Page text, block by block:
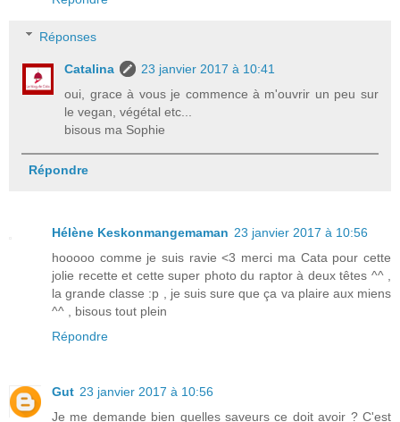
Réponses
Catalina
23 janvier 2017 à 10:41
oui, grace à vous je commence à m'ouvrir un peu sur
le vegan, végétal etc...
bisous ma Sophie
Répondre
Hélène Keskonmangemaman 23 janvier 2017 à 10:56
hooooo comme je suis ravie <3 merci ma Cata pour cette
jolie recette et cette super photo du raptor à deux têtes ^^ ,
la grande classe :p , je suis sure que ça va plaire aux miens
^^ , bisous tout plein
Répondre
Gut 23 janvier 2017 à 10:56
Je me demande bien quelles saveurs ce doit avoir ? C'est